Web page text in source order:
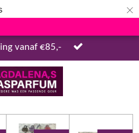
×
vanaf €85,-